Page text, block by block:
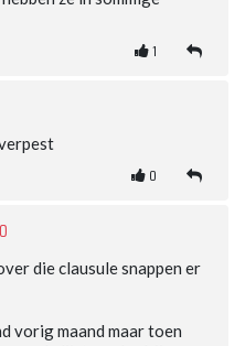
1
0
die clausule snappen er
vorig maand maar toen